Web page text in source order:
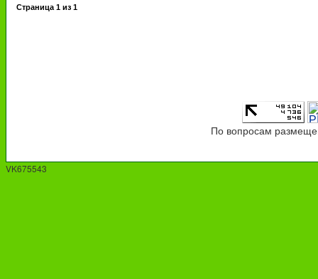
Страница 1 из 1
По вопросам
VK675543